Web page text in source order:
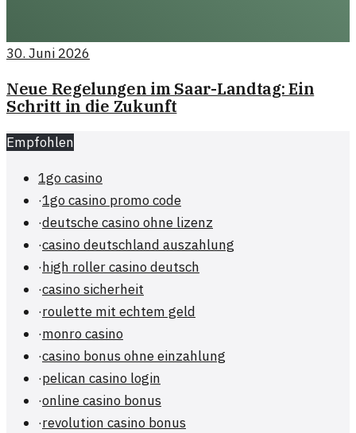
30. Juni 2026
Neue Regelungen im Saar-Landtag: Ein
Schritt in die Zukunft
Empfohlen
1go casino
·1go casino promo code
·deutsche casino ohne lizenz
·casino deutschland auszahlung
·high roller casino deutsch
·casino sicherheit
·roulette mit echtem geld
·monro casino
·casino bonus ohne einzahlung
·pelican casino login
·online casino bonus
·revolution casino bonus